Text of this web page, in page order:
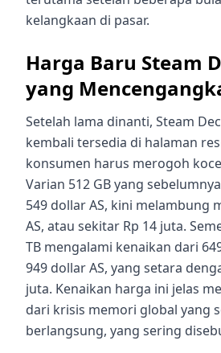
kelangkaan di pasar.
Harga Baru Steam
yang
Setelah lama dinanti, Steam
kembali tersedia di halaman
konsumen harus merogoh
Varian 512 GB yang
549 dollar AS, kini melambung
AS, atau sekitar Rp 14 juta.
TB mengalami kenaikan dari
949 dollar AS, yang setara
juta. Kenaikan harga ini jelas
dari krisis memori global yang
berlangsung, yang sering